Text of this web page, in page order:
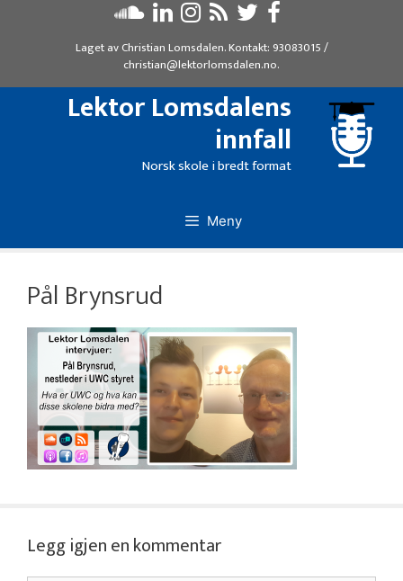
Laget avChristian Lomsdalen. Kontakt: 93083015/
christian@lektorlomsdalen.no.
Lektor Lomsdalens
innfall
Norsk skole i bredt format
Meny
Pål Brynsrud
Legg igjen en kommentar